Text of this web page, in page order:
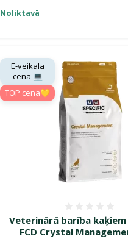
Noliktavā
Veterinārā barība kaķiem
FCD Crystal
E-veikala
cena 💻
TOP cena💛